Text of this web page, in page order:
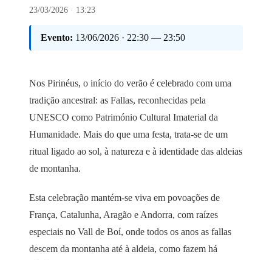
23/03/2026 · 13:23
Evento: 13/06/2026 · 22:30 — 23:50
Nos Pirinéus, o início do verão é celebrado com uma
tradição ancestral: as Fallas, reconhecidas pela
UNESCO como Património Cultural Imaterial da
Humanidade. Mais do que uma festa, trata-se de um
ritual ligado ao sol, à natureza e à identidade das aldeias
de montanha.
Esta celebração mantém-se viva em povoações de
França, Catalunha, Aragão e Andorra, com raízes
especiais no Vall de Boí, onde todos os anos as fallas
descem da montanha até à aldeia, como fazem há